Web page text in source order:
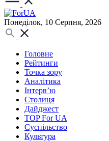
Понеділок, 10 Серпня, 2026
Головне
Рейтинги
Точка зору
Аналітика
Інтерв’ю
Столиця
Дайджест
TOP For UA
Суспiльство
Культура